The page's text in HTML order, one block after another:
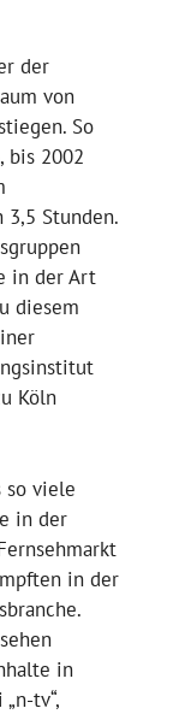
der
von
So
bis 2002
Stunden.
in der Art
diesem
Köln
so viele
in der
in der
in
tv“,